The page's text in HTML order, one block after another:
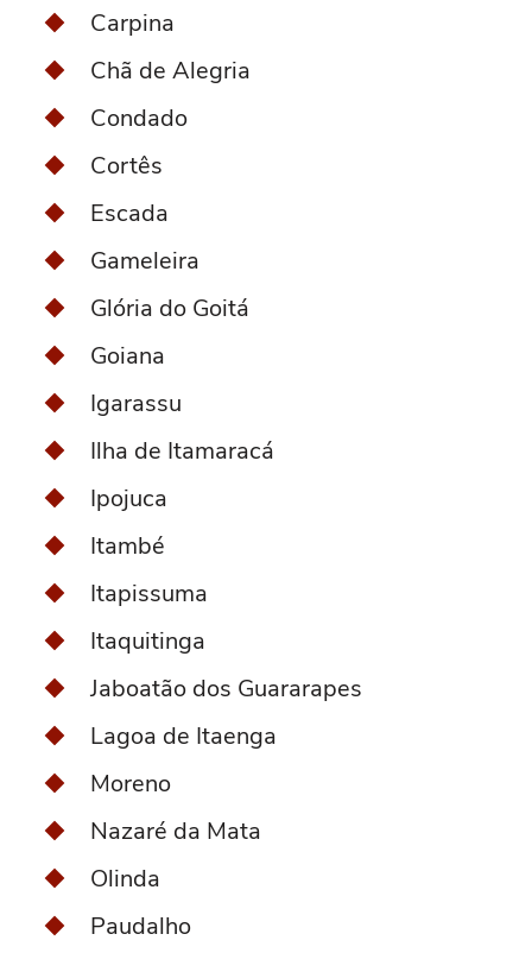
Carpina
Chã de Alegria
Condado
Cortês
Escada
Gameleira
Glória do Goitá
Goiana
Igarassu
Ilha de Itamaracá
Ipojuca
Itambé
Itapissuma
Itaquitinga
Jaboatão dos Guararapes
Lagoa de Itaenga
Moreno
Nazaré da Mata
Olinda
Paudalho